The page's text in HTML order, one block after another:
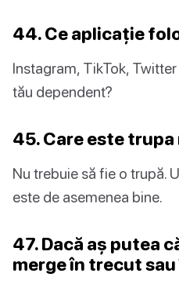
44. Ce aplicație
Instagram, TikTok,
tău dependent?
45. Care este
Nu trebuie să fie o trupă.
este de asemenea bine.
47. Dacă aș putea
merge în trecut